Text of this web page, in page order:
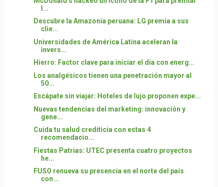
l...
Descubre la Amazonía peruana: LG premia a sus
clie...
Universidades de América Latina aceleran la
invers...
Hierro: Factor clave para iniciar el día con energ...
Los analgésicos tienen una penetración mayor al
50...
Escápate sin viajar: Hoteles de lujo proponen expe...
Nuevas tendencias del marketing: innovación y
gene...
Cuida tu salud crediticia con estas 4
recomendacio...
Fiestas Patrias: UTEC presenta cuatro proyectos
he...
FUSO renueva su presencia en el norte del país
con...